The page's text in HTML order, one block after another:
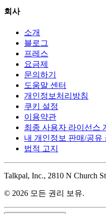
회사
소개
블로그
프레스
요금제
문의하기
도움말 센터
개인정보처리방침
쿠키 설정
이용약관
최종 사용자 라이선스
내 개인정보 판매/공유
법적 고지
Talkpal, Inc., 2810 N Church
© 2026 모든 권리 보유.